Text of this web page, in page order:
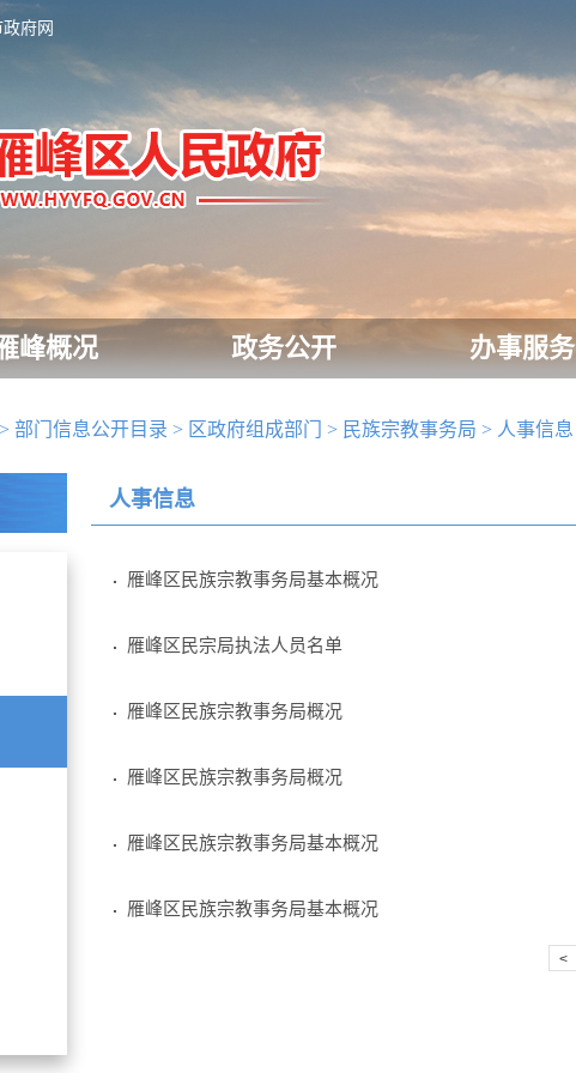
府网
峰概况 政务公开 办事服务
> 部门信息公开目录 > 区政府组成部门 > 民族宗教事务局 > 人事信息
人事信息
雁峰区民族宗教事务局基本概况
雁峰区民宗局执法人员名单
雁峰区民族宗教事务局概况
雁峰区民族宗教事务局概况
雁峰区民族宗教事务局基本概况
雁峰区民族宗教事务局基本概况
<